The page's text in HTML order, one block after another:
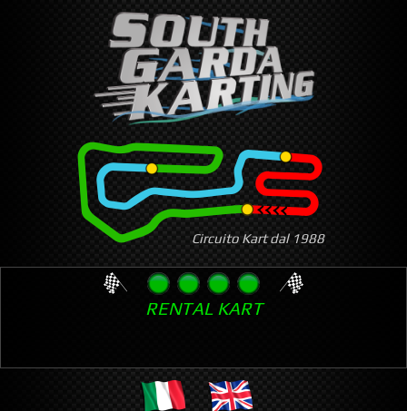
Skip
to
main
content
Circuito Kart dal 1988
RENTAL KART